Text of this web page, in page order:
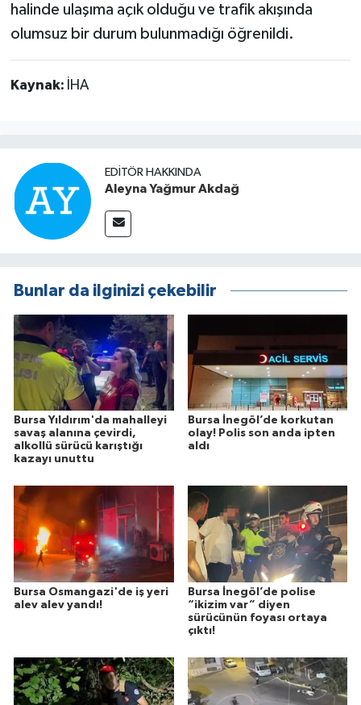
halinde ulaşıma açık olduğu ve trafik akışında
olumsuz bir durum bulunmadığı öğrenildi.
Kaynak: İHA
EDITÖR HAKKINDA
Aleyna Yağmur Akdağ
Bunlar da ilginizi çekebilir
Bursa Yıldırım'da mahalleyi
savaş alanına çevirdi,
alkollü sürücü karıştığı
kazayı unuttu
Bursa İnegöl’de korkutan
olay! Polis son anda ipten
aldı
Bursa Osmangazi'de iş yeri
alev alev yandı!
Bursa İnegöl’de polise
“ikizim var” diyen
sürücünün foyası ortaya
çıktı!